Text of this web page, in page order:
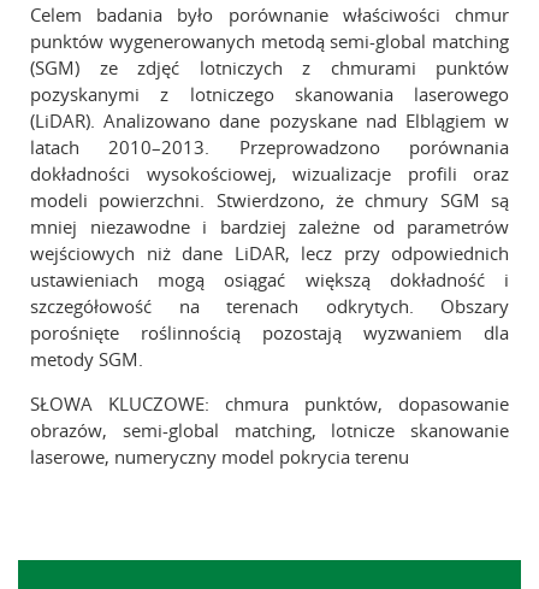
Celem badania było porównanie właściwości chmur
punktów wygenerowanych metodą semi-global matching
(SGM) ze zdjęć lotniczych z chmurami punktów
pozyskanymi z lotniczego skanowania laserowego
(LiDAR). Analizowano dane pozyskane nad Elblągiem w
latach 2010–2013. Przeprowadzono porównania
dokładności wysokościowej, wizualizacje profili oraz
modeli powierzchni. Stwierdzono, że chmury SGM są
mniej niezawodne i bardziej zależne od parametrów
wejściowych niż dane LiDAR, lecz przy odpowiednich
ustawieniach mogą osiągać większą dokładność i
szczegółowość na terenach odkrytych. Obszary
porośnięte roślinnością pozostają wyzwaniem dla
metody SGM.
SŁOWA KLUCZOWE: chmura punktów, dopasowanie
obrazów, semi-global matching, lotnicze skanowanie
laserowe, numeryczny model pokrycia terenu